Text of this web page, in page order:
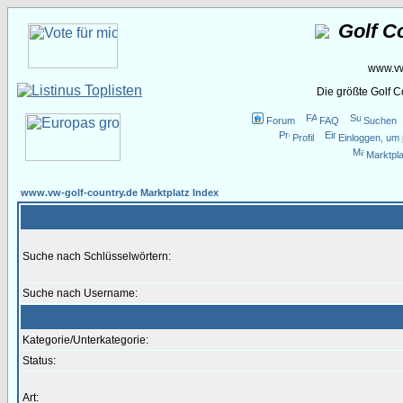
Golf
Die größte Golf
Forum FAQ
Suchen
Profil
Einloggen,
www.vw-golf-country.de Marktplatz Index
Suche nach Schlüsselwörtern:
Suche nach Username:
Kategorie/Unterkategorie:
Status:
Art: